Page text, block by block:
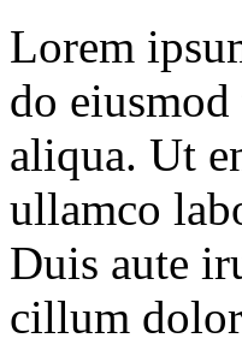
Lorem
do
aliqua. Ut
ullamco
Duis aute
cillum